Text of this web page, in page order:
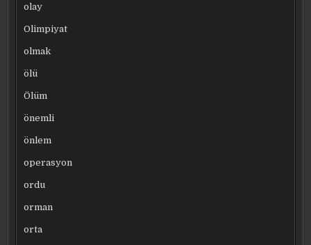
olay
Olimpiyat
olmak
ölü
Ölüm
önemli
önlem
operasyon
ordu
orman
orta